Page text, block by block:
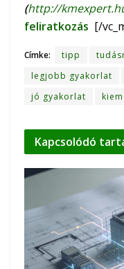
(http://
feliratkozás [/
Címke: tipp
legjobb gyakorlat
jó gyakorlat
Kapcsolódó